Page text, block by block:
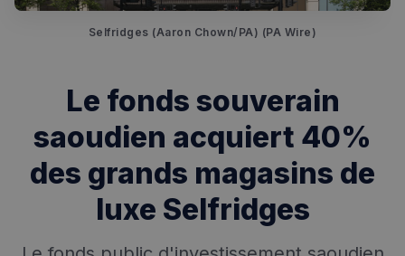
Rechercher dans Français à Londres - Magazine
RECHERCHES POPULAIRES
Annuaire des professionnels
Visites guidées
Événements à venir
Selfridges (Aaron Chown/PA) (PA Wire)
Le fonds souverain
saoudien acquiert 40%
des grands magasins de
luxe Selfridges